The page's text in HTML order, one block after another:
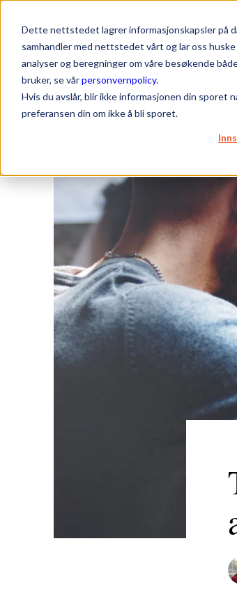
Dette nettstedet lagrer informasjonskapsler på
samhandler med nettstedet vårt og lar oss
analyser og beregninger om våre besøkende
bruker, se vårpersonvernpolicy.
Hvis du avslår, blir ikke informasjonen din
preferansen din om ikke å bli sporet.